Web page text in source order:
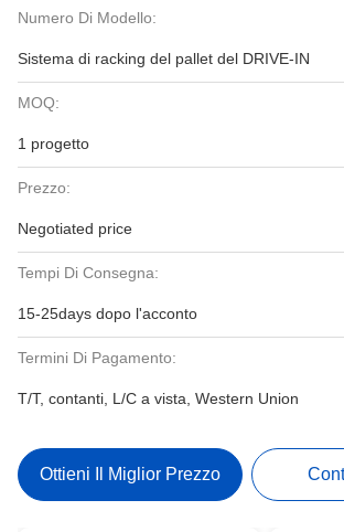
Numero Di Modello:
Sistema di racking del pallet del DRIVE-IN
MOQ:
1 progetto
Prezzo:
Negotiated price
Tempi Di Consegna:
15-25days dopo l'acconto
Termini Di Pagamento:
T/T, contanti, L/C a vista, Western Union
Ottieni Il Miglior Prezzo